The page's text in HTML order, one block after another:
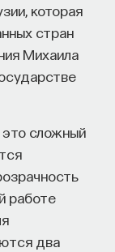
которая
стран
Михаила
сложный
работе
два